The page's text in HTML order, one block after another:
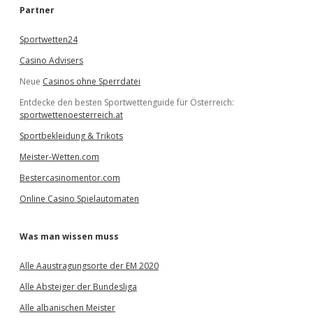
e
Partner
Sportwetten24
Casino Advisers
Neue Casinos ohne Sperrdatei
Entdecke den besten Sportwettenguide für Österreich:
sportwettenoesterreich.at
Sportbekleidung & Trikots
Meister-Wetten.com
Bestercasinomentor.com
Online Casino Spielautomaten
Was man wissen muss
Alle Aaustragungsorte der EM 2020
Alle Absteiger der Bundesliga
Alle albanischen Meister